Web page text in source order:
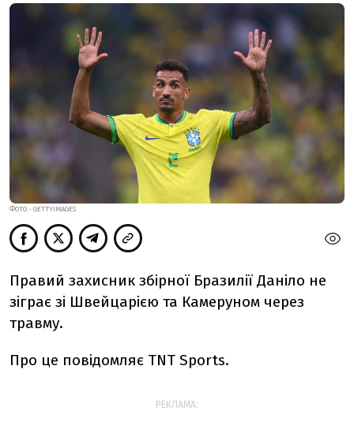
ФОТО - GETTYIMAGES
Правий захисник збірної Бразилії Даніло не
зіграє зі Швейцарією та Камеруном через
травму.
Про це повідомляє TNT Sports.
РЕКЛАМА: